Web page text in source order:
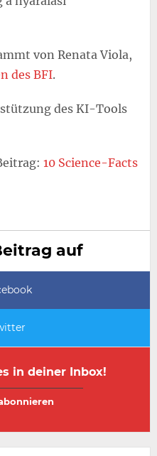
von Renata Viola,
des BFI.
des KI-Tools
10 Science-Facts
auf
in deiner Inbox!